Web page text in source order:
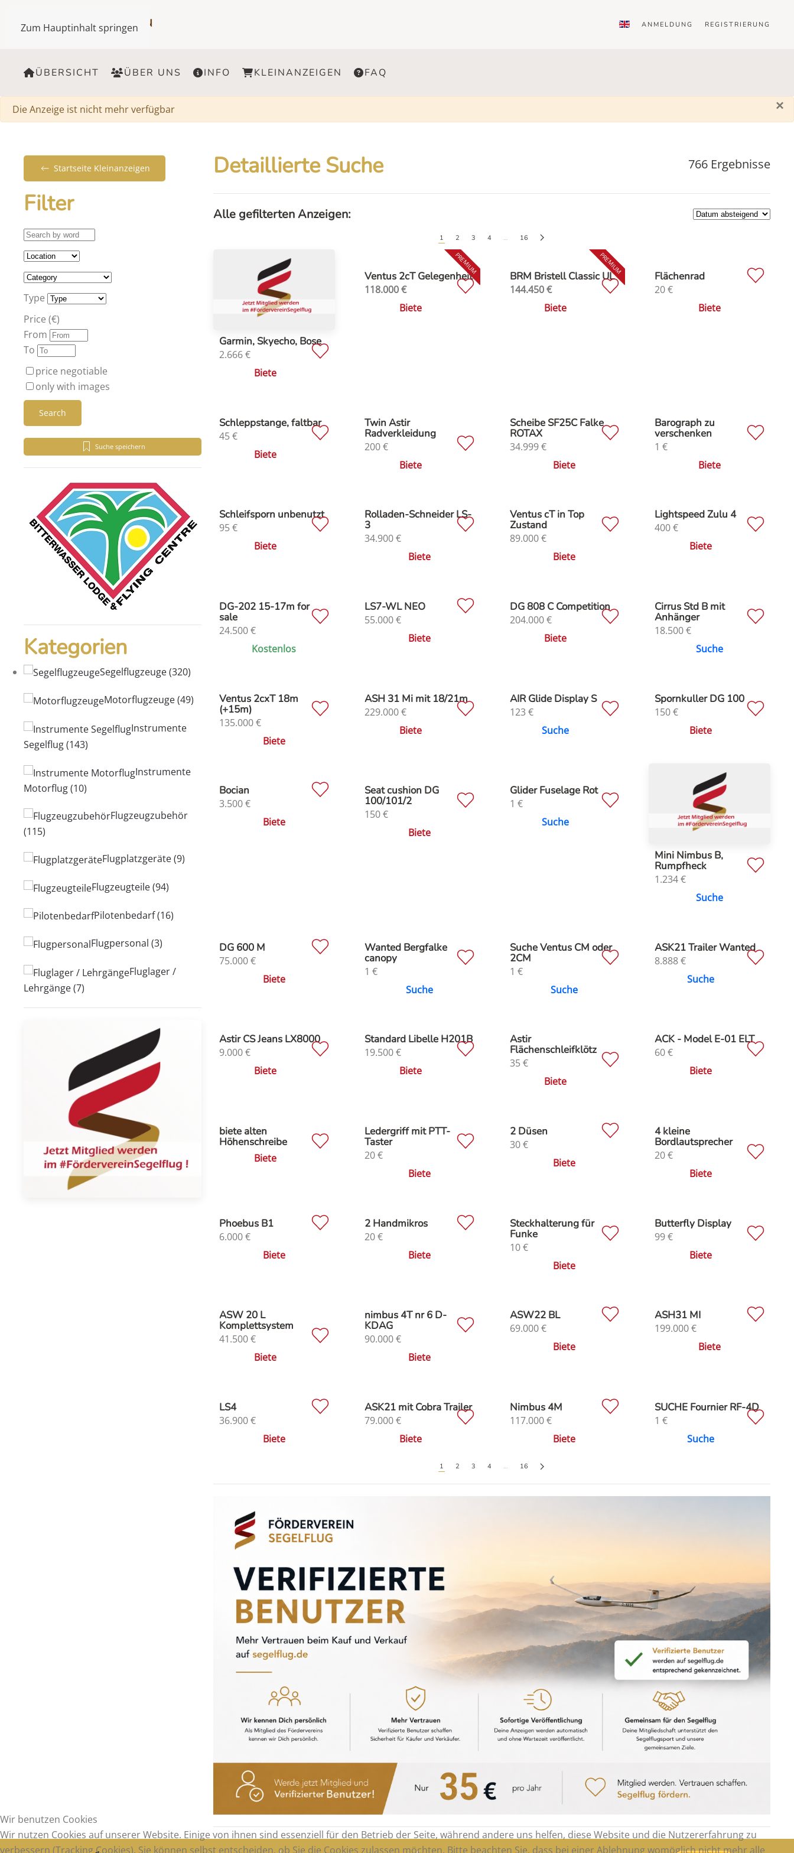
Zum Hauptinhalt springen ANMELDUNG REGISTRIERUNG
ÜBERSICHT ÜBER UNS INFO KLEINANZEIGEN FAQ
×
Warnung
Die Anzeige ist nicht mehr verfügbar
Startseite Kleinanzeigen Detaillierte Suche 766 Ergebnisse
Filter
Type
Price (€)
From
To
price negotiable
only with images
Search
Suche speichern
Kategorien
Segelflugzeuge(320)
Motorflugzeuge(49)
Instrumente
Segelflug(143)
Instrumente
Motorflug(10)
Flugzeugzubehör
(115)
Flugplatzgeräte(9)
Flugzeugteile(94)
Pilotenbedarf(16)
Flugpersonal (3)
Fluglager /
Lehrgänge(7)
Alle gefilterten Anzeigen:
1 2 3 4 … 16
Garmin, Skyecho, Bose
2.666€
Biete
Ventus 2cT Gelegenheit
118.000€
Biete
BRM Bristell Classic UL
144.450 €
Biete
Flächenrad
20€
Biete
Schleppstange, faltbar
45€
Biete
Twin Astir
Radverkleidung
200€
Biete
Scheibe SF25C Falke
ROTAX
34.999 €
Biete
Barograph zu
verschenken
1 €
Biete
Schleifsporn unbenutzt
95€
Biete
Rolladen-Schneider LS-
3
34.900€
Biete
Ventus cT in Top
Zustand
89.000 €
Biete
Lightspeed Zulu 4
400€
Biete
DG-202 15-17m for
sale
24.500€
Kostenlos
LS7-WL NEO
55.000€
Biete
DG 808 C Competition
204.000 €
Biete
Cirrus Std B mit
Anhänger
18.500€
Suche
Ventus 2cxT 18m
(+15m)
135.000€
Biete
ASH 31 Mi mit 18/21m
229.000€
Biete
AIR Glide Display S
123 €
Suche
Spornkuller DG 100
150€
Biete
Bocian
3.500€
Biete
Seat cushion DG
100/101/2
150€
Biete
Glider Fuselage Rot
1 €
Suche
Mini Nimbus B,
Rumpfheck
1.234€
Suche
DG 600 M
75.000€
Biete
Wanted Bergfalke
canopy
1 €
Suche
Suche Ventus CM oder
2CM
1 €
Suche
ASK21 Trailer Wanted
8.888€
Suche
Astir CS Jeans LX8000
9.000€
Biete
Standard Libelle H201B
19.500€
Biete
Astir
Flächenschleifklötz
35 €
Biete
ACK - Model E-01 ELT
60€
Biete
biete alten
Höhenschreibe
Biete
Ledergriff mit PTT-
Taster
20€
Biete
2 Düsen
30 €
Biete
4 kleine
Bordlautsprecher
20€
Biete
Phoebus B1
6.000€
Biete
2 Handmikros
20€
Biete
Steckhalterung für
Funke
10 €
Biete
Butterfly Display
99€
Biete
ASW 20 L
Komplettsystem
41.500€
Biete
nimbus 4T nr 6 D-
KDAG
90.000€
Biete
ASW22 BL
69.000 €
Biete
ASH31 MI
199.000€
Biete
LS4
36.900€
Biete
ASK21 mit Cobra Trailer
79.000€
Biete
Nimbus 4M
117.000 €
Biete
SUCHE Fournier RF-4D
1 €
Suche
1 2 3 4 … 16
Wir benutzen Cookies
Wir nutzen Cookies auf unserer Website. Einige von ihnen sind essenziell für den Betrieb der Seite, während andere uns helfen, diese Website und die Nutzererfahrung zu
verbessern (Tracking Cookies). Sie können selbst entscheiden, ob Sie die Cookies zulassen möchten. Bitte beachten Sie, dass bei einer Ablehnung womöglich nicht mehr alle